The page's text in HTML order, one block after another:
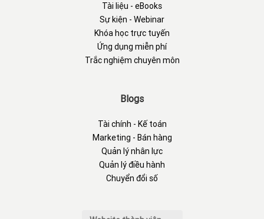
Tài liệu - eBooks
Sự kiện - Webinar
Khóa học trực tuyến
Ứng dụng miễn phí
Trắc nghiệm chuyên môn
Blogs
Tài chính - Kế toán
Marketing - Bán hàng
Quản lý nhân lực
Quản lý điều hành
Chuyển đổi số